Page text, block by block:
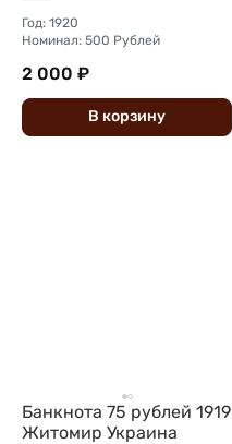
Год: 1920
Номинал: 500 Рублей
2 000 ₽
В корзину
Банкнота 75 рублей 1919
Житомир Украина